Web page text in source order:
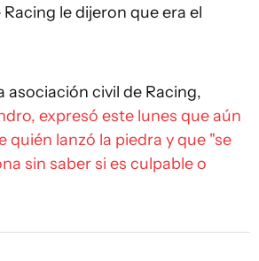
le dijeron que era el
asociación civil de Racing,
expresó este lunes que aún
quién lanzó la piedra y que "se
sin saber si es culpable o